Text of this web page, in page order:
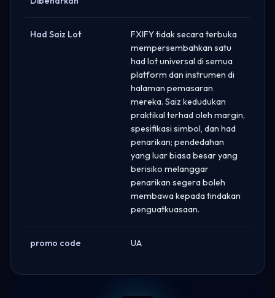
Had Saiz Lot
FXIFY tidak secara terbuka
mempersembahkan satu
had lot universal di semua
platform dan instrumen di
halaman pemasaran
mereka. Saiz kedudukan
praktikal terhad oleh margin,
spesifikasi simbol, dan had
penarikan; pendedahan
yang luar biasa besar yang
berisiko melanggar
penarikan segera boleh
membawa kepada tindakan
penguatkuasaan.
promo code UA